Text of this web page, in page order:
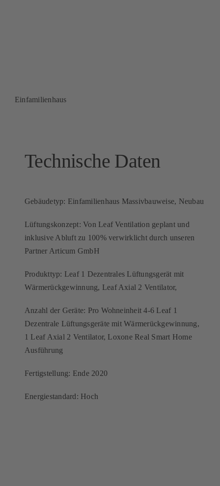
Einfamilienhaus
Technische Daten
Gebäudetyp: Einfamilienhaus Massivbauweise, Neubau
Lüftungskonzept: Von Leaf Ventilation geplant und
inklusive Abluft zu 100% verwirklicht durch unseren
Partner Articum GmbH
Produkttyp: Leaf 1 Dezentrales Lüftungsgerät mit
Wärmerückgewinnung, Leaf Axial 2 Ventilator,
Anzahl der Geräte: Pro Wohneinheit 4-6 Leaf 1
Dezentrale Lüftungsgeräte mit Wärmerückgewinnung,
1 Leaf Axial 2 Ventilator, Loxone Real Smart Home
Ausführung
Fertigstellung: Ende 2020
Energiestandard: Hoch